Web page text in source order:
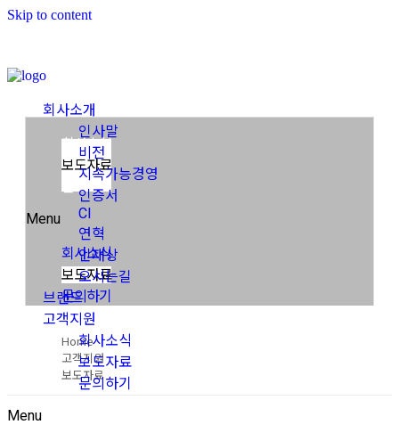
Skip to content
회사소개
인사말
비전
지속가능경영
인증서
CI
연혁
인재상
오시는길
브랜드
고객지원
회사소식
보도자료
문의하기
Menu
회사소식
보도자료
문의하기
Menu
회사소식
보도자료
문의하기
Home
고객지원
보도자료